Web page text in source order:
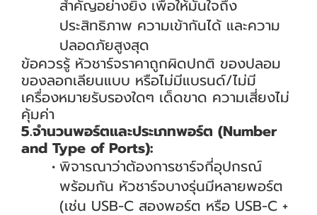
สำคัญอย่างยิ่ง เพื่อให้มั่นใจถึง
ประสิทธิภาพ ความเข้ากันได้ และความ
ปลอดภัยสูงสุด
ข้อควรรู้ หัวชาร์จราคาถูกผิดปกติ ของปลอม
ของลอกเลียนแบบ หรือไม่มีแบรนด์/ไม่มี
เครื่องหมายรับรองใดๆ เด็ดขาด ความเสี่ยงไม่
คุ้มค่า
5.จำนวนพอร์ตและประเภทพอร์ต (Number
and Type of Ports):
พิจารณาว่าต้องการชาร์จกี่อุปกรณ์
พร้อมกัน หัวชาร์จบางรุ่นมีหลายพอร์ต
(เช่น USB-C สองพอร์ต หรือ USB-C +